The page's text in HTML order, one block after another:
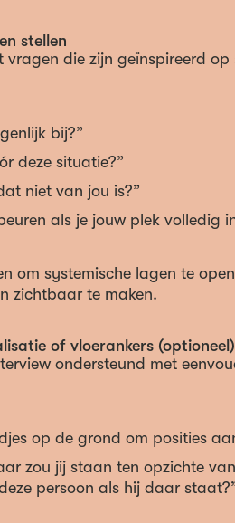
stellen
vragen die zijn geïnspireerd op
bij?”
deze situatie?”
niet van jou is?”
als je jouw plek volledig
om systemische lagen te
zichtbaar te maken.
of vloerankers (optioneel)
ondersteund met
op de grond om posities
zou jij staan ten opzichte
persoon als hij daar